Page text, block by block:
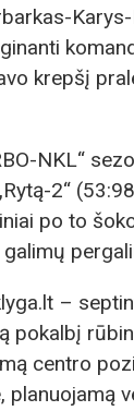
krepšį
NKL“
2“
po to
–
pokalbį
centro
planuojamą